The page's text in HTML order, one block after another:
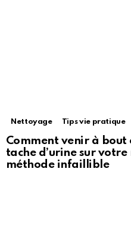
Nettoyage Tips vie pratique
Comment venir à bout
tache d’urine sur
méthode infaillible